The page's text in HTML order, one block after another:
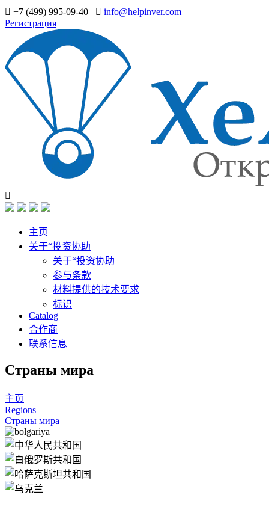
+7 (499) 995-09-40
info@helpinver.com
Регистрация
主页
关于“投资协助
关于“投资协助
参与条款
材料提供的技术要求
标识
Catalog
合作商
联系信息
Страны мира
主页
Regions
Страны мира